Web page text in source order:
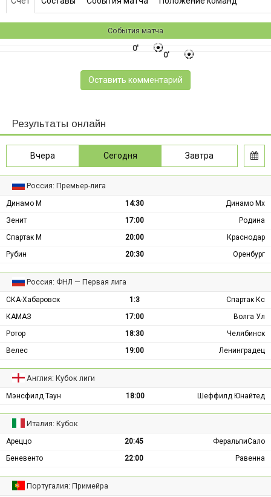
События матча
0'
0'
Оставить комментарий
Результаты онлайн
Вчера Сегодня Завтра
Россия: Премьер-лига
Динамо М 14:30
Динамо Мх
Зенит
17:00
Родина
Спартак М
20:00
Краснодар
Рубин
20:30 Оренбург
Россия: ФНЛ — Первая лига
СКА-Хабаровск 1:3
Спартак Кс
КАМАЗ
17:00
Волга Ул
Ротор
18:30
Челябинск
Велес
19:00 Ленинградец
Англия: Кубок лиги
Мэнсфилд Таун 18:00 Шеффилд Юнайтед
Италия: Кубок
Ареццо 20:45
ФеральпиСало
Беневенто
22:00 Равенна
Португалия: Примейра